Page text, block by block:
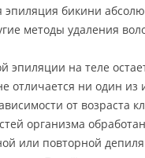
бикини
методы удаления
эпиляции на теле
отличается ни один из
от возраста
организма
или повторной